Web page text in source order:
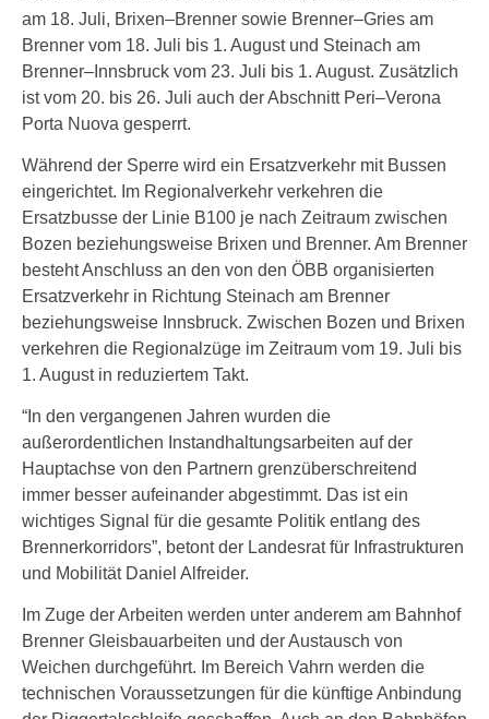
am 18. Juli, Brixen–Brenner sowie Brenner–Gries am
Brenner vom 18. Juli bis 1. August und Steinach am
Brenner–Innsbruck vom 23. Juli bis 1. August. Zusätzlich
ist vom 20. bis 26. Juli auch der Abschnitt Peri–Verona
Porta Nuova gesperrt.
Während der Sperre wird ein Ersatzverkehr mit Bussen
eingerichtet. Im Regionalverkehr verkehren die
Ersatzbusse der Linie B100 je nach Zeitraum zwischen
Bozen beziehungsweise Brixen und Brenner. Am Brenner
besteht Anschluss an den von den ÖBB organisierten
Ersatzverkehr in Richtung Steinach am Brenner
beziehungsweise Innsbruck. Zwischen Bozen und Brixen
verkehren die Regionalzüge im Zeitraum vom 19. Juli bis
1. August in reduziertem Takt.
“In den vergangenen Jahren wurden die
außerordentlichen Instandhaltungsarbeiten auf der
Hauptachse von den Partnern grenzüberschreitend
immer besser aufeinander abgestimmt. Das ist ein
wichtiges Signal für die gesamte Politik entlang des
Brennerkorridors”, betont der Landesrat für Infrastrukturen
und Mobilität Daniel Alfreider.
Im Zuge der Arbeiten werden unter anderem am Bahnhof
Brenner Gleisbauarbeiten und der Austausch von
Weichen durchgeführt. Im Bereich Vahrn werden die
technischen Voraussetzungen für die künftige Anbindung